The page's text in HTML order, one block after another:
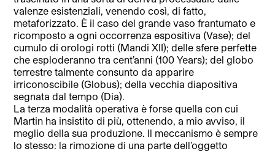
valenze esistenziali, venendo così, di fatto,
metaforizzato. È il caso del grande vaso frantumato e
ricomposto a ogni occorrenza espositiva (Vase); del
cumulo di orologi rotti (Mandi XII); delle sfere perfette
che esploderanno tra cent’anni (100 Years); del globo
terrestre talmente consunto da apparire
irriconoscibile (Globus); della vecchia diapositiva
segnata dal tempo (Dia).
La terza modalità operativa è forse quella con cui
Martin ha insistito di più, ottenendo, a mio avviso, il
meglio della sua produzione. Il meccanismo è sempre
lo stesso: la rimozione di una parte dell’oggetto